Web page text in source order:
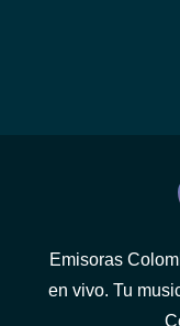
Emisoras
en vivo. Tu